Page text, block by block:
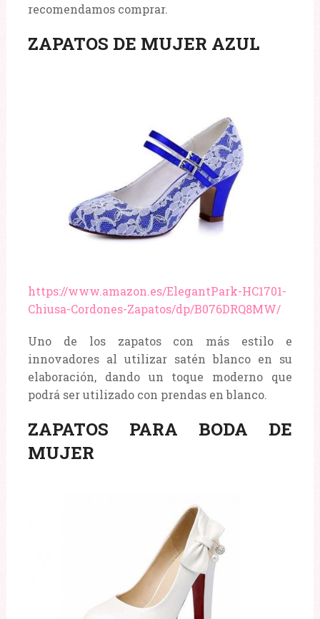
recomendamos comprar.
ZAPATOS DE MUJER AZUL
https://www.amazon.es/ElegantPark-HC1701-
Chiusa-Cordones-Zapatos/dp/B076DRQ8MW/
Uno de los zapatos con más estilo e
innovadores al utilizar satén blanco en su
elaboración, dando un toque moderno que
podrá ser utilizado con prendas en blanco.
ZAPATOS PARA BODA DE
MUJER